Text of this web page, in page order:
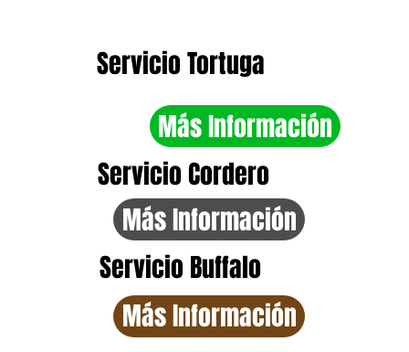
Servicio Tortuga
Servicio Buffalo
Servicio Cordero
Más Información
Más Información
Más Información